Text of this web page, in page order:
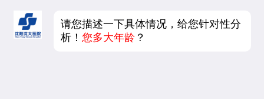
请您描述一下具体情况，给您针对性分
析！您多大年龄 ？